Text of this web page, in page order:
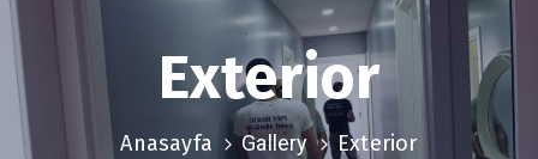
Exterior
Anasayfa Gallery Exterior